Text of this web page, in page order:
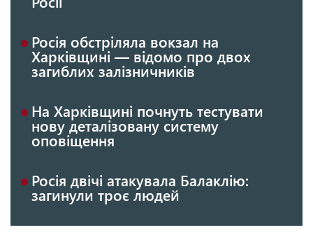
Росія обстріляла вокзал на
Харківщині — відомо про двох
загиблих залізничників
На Харківщині почнуть тестувати
нову деталізовану систему
оповіщення
Росія двічі атакувала Балаклію:
загинули троє людей